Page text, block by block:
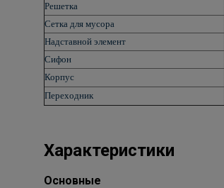
Решетка
Сетка для мусора
Надставной элемент
Сифон
Корпус
Переходник
Характеристики
Основные